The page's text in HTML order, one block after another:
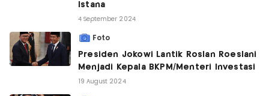
Istana
4 September 2024
Foto
Presiden Jokowi Lantik Roslan Roeslani
Menjadi Kepala BKPM/Menteri Investasi
19 August 2024